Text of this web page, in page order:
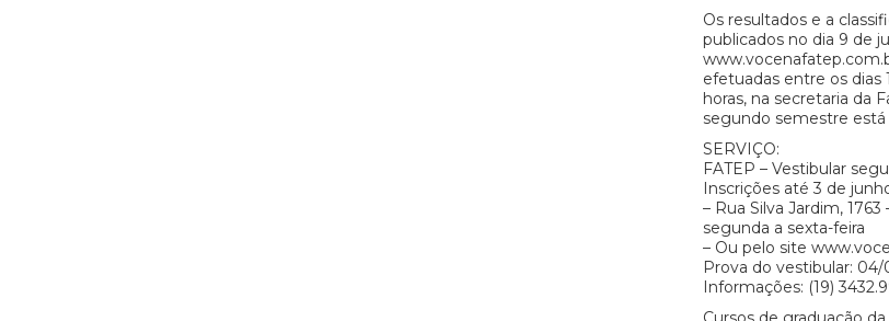
Os resultados e a
publicados no dia 9 de
efetuadas entre os dias
horas, na secretaria da
segundo semestre está
SERVIÇO:
FATEP – Vestibular
Inscrições até 3 de
– Rua Silva Jardim,
segunda a sexta-feira
– Ou pelo site
Prova do vestibular: 04/
Informações: (19)